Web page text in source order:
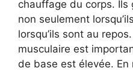
chauffage du corps.
non seulement
lorsqu’ils sont au
musculaire est
de base est élevée.